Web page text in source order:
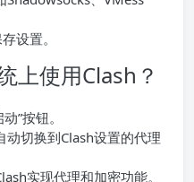
设置。
上使用Clash？
”按钮。
动切换到Clash设置的代理
实现代理和加密功能。